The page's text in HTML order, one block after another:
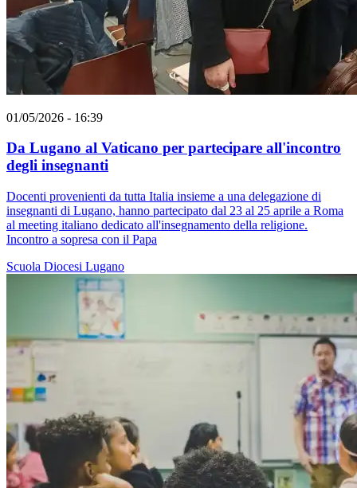
01/05/2026 - 16:39
Da Lugano al Vaticano per partecipare all'incontro
degli insegnanti
Docenti provenienti da tutta Italia insieme a una delegazione di
insegnanti di Lugano, hanno partecipato dal 23 al 25 aprile a Roma
al meeting italiano dedicato all'insegnamento della religione.
Incontro a sopresa con il Papa
Scuola Diocesi Lugano